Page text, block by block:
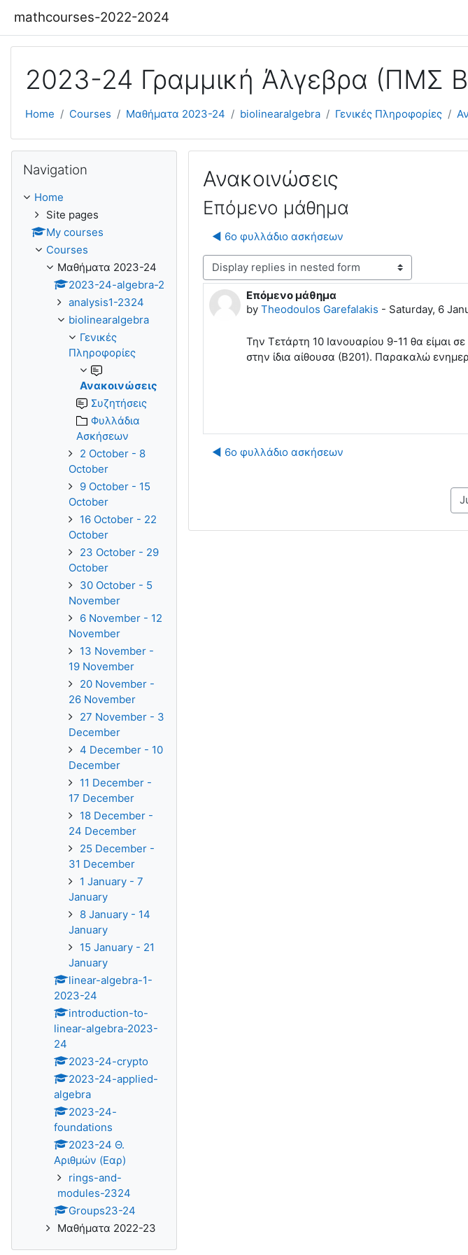
mathcourses-2022-2024
2023-24 Γραμμική Άλγεβρα (ΠΜΣ
Home Courses Μαθήματα 2023-24 biolinearalgebra Γενικές Πληροφορίες
Ανακοινώσεις
Επόμενο μάθημα
◀︎ 6ο φυλλάδιο ασκήσεων
Display mode
Επόμενο μάθημα
by Theodoulos Garefalakis - Saturday, 6
Number of replies: 0
Την Τετάρτη 10 Ιανουαρίου 9-11 θα είμαι
στην ίδια αίθουσα (Β201). Παρακαλώ
◀︎ 6ο φυλλάδιο ασκήσεων
Jump
Navigation
Home
Site pages
My courses
Courses
Μαθήματα 2023-24
2023-24-algebra-2
analysis1-2324
biolinearalgebra
Γενικές
Πληροφορίες
Ανακοινώσεις
Συζητήσεις
Φυλλάδια
Ασκήσεων
2 October - 8
October
9 October - 15
October
16 October - 22
October
23 October - 29
October
30 October - 5
November
6 November - 12
November
13 November -
19 November
20 November -
26 November
27 November - 3
December
4 December - 10
December
11 December -
17 December
18 December -
24 December
25 December -
31 December
1 January - 7
January
8 January - 14
January
15 January - 21
January
linear-algebra-1-
2023-24
introduction-to-
linear-algebra-2023-
24
2023-24-crypto
2023-24-applied-
algebra
2023-24-
foundations
2023-24 Θ.
Αριθμών (Εαρ)
rings-and-
modules-2324
Groups23-24
Μαθήματα 2022-23